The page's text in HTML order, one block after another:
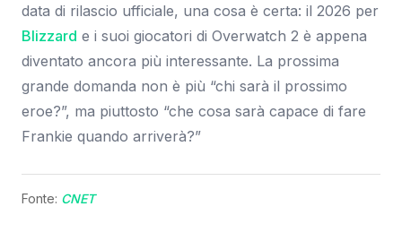
data di rilascio ufficiale, una cosa è certa: il 2026 per
Blizzard e i suoi giocatori di Overwatch 2 è appena
diventato ancora più interessante. La prossima
grande domanda non è più “chi sarà il prossimo
eroe?”, ma piuttosto “che cosa sarà capace di fare
Frankie quando arriverà?”
Fonte: CNET